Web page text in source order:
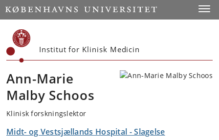
Start
Institut for Klinisk Medicin
Ann-Marie
Malby Schoos
Klinisk forskningslektor
Midt- og Vestsjællands Hospital - Slagelse